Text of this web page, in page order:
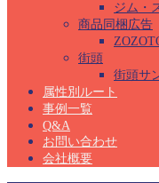
ジム・
商品同梱広告
街頭
街頭サ
属性別ルート
事例一覧
Q&A
お問い合わせ
会社概要